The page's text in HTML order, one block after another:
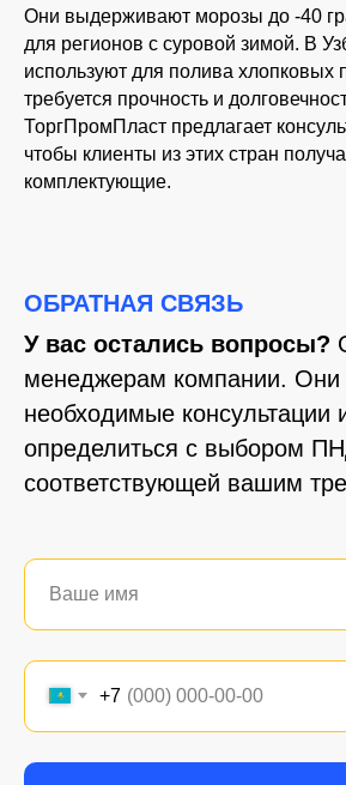
Они выдерживают морозы до -40
для регионов с суровой зимой. В
используют для полива хлопковых
требуется прочность и
ТоргПромПласт предлагает
чтобы клиенты из этих стран
комплектующие.
ОБРАТНАЯ СВЯЗЬ
У вас остались вопросы?
менеджерам компании. Они
необходимые консультации
определиться с выбором
соответствующей вашим
+7